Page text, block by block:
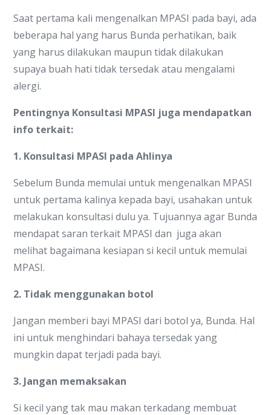
Saat pertama kali mengenalkan MPASI pada bayi, ada
beberapa hal yang harus Bunda perhatikan, baik
yang harus dilakukan maupun tidak dilakukan
supaya buah hati tidak tersedak atau mengalami
alergi.
Pentingnya Konsultasi MPASI juga mendapatkan
info terkait:
1. Konsultasi MPASI pada Ahlinya
Sebelum Bunda memulai untuk mengenalkan MPASI
untuk pertama kalinya kepada bayi, usahakan untuk
melakukan konsultasi dulu ya. Tujuannya agar Bunda
mendapat saran terkait MPASI dan juga akan
melihat bagaimana kesiapan si kecil untuk memulai
MPASI.
2. Tidak menggunakan botol
Jangan memberi bayi MPASI dari botol ya, Bunda. Hal
ini untuk menghindari bahaya tersedak yang
mungkin dapat terjadi pada bayi.
3. Jangan memaksakan
Si kecil yang tak mau makan terkadang membuat